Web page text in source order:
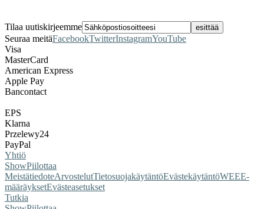
Tilaa uutiskirjeemme
Seuraa meitäFacebookTwitterInstagramYouTube
Visa
MasterCard
American Express
Apple Pay
Bancontact
EPS
Klarna
Przelewy24
PayPal
Yhtiö
ShowPiilottaa
MeistätiedoteArvostelutTietosuojakäytäntöEvästekäytäntöWEEE-
määräyksetEvästeasetukset
Tutkia